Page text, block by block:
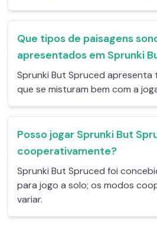
Que tipos de paisagens
apresentados em Sprunki
Sprunki But Spruced apresenta
que se misturam bem com a
Posso jogar Sprunki But
cooperativamente?
Sprunki But Spruced foi
para jogo a solo; os modos
variar.